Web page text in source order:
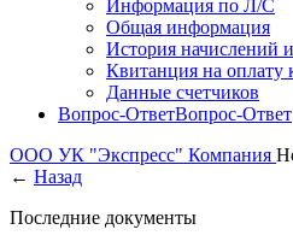
Информация по Л/С
Общая информация
История начислений
Квитанция на оплату
Данные счетчиков
Вопрос-ОтветВопрос-Ответ
ООО УК "Экспресс" Компания
← Назад
Последние документы